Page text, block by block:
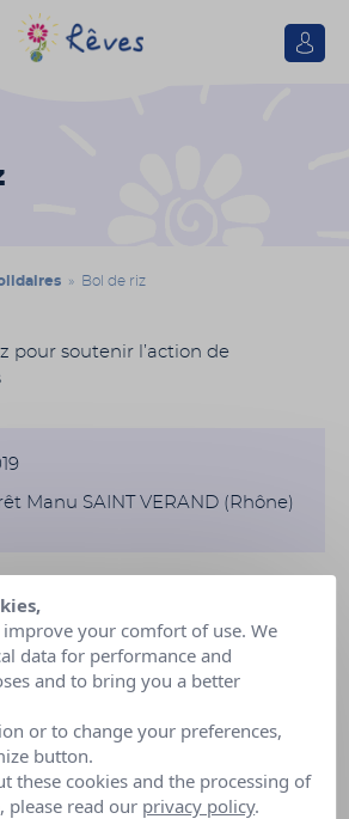
Se
» Bol de riz
pour soutenir l’action de
Manu SAINT VERAND (Rhône)
improve your comfort of use. We
data for performance and
and to bring you a better
or to change your preferences,
button.
these cookies and the processing of
please read our privacy policy.